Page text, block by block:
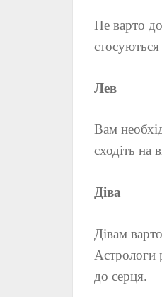
Не варто
Лев
Вам
сходіть на
Діва
Дівам
Астрологи
до серця.